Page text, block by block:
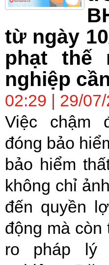
từ ngày
phạt thế
nghiệp
02:29 | 29/
Việc chậm
đóng bảo
bảo hiểm
không chỉ
đến quyền
động mà còn
ro pháp lý